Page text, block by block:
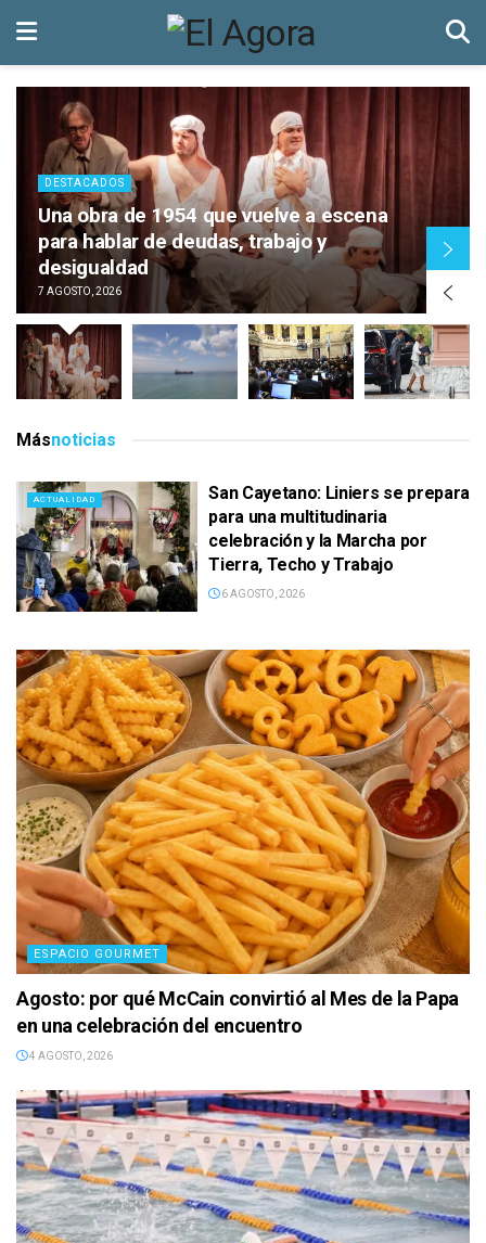
DESTACADOS
Una obra de 1954 que vuelve a escena
para hablar de deudas, trabajo y
desigualdad
7 AGOSTO, 2026
Másnoticias
ACTUALIDAD
San Cayetano: Liniers se prepara
para una multitudinaria
celebración y la Marcha por
Tierra, Techo y Trabajo
6 AGOSTO, 2026
ESPACIO GOURMET
Agosto: por qué McCain convirtió al Mes de la Papa
en una celebración del encuentro
4 AGOSTO, 2026